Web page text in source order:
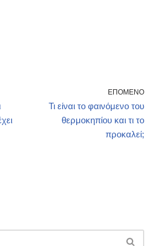
ΕΠΌΜΕΝΟ
Τι είναι το φαινόμενο του
θερμοκηπίου και τι το
προκαλεί;